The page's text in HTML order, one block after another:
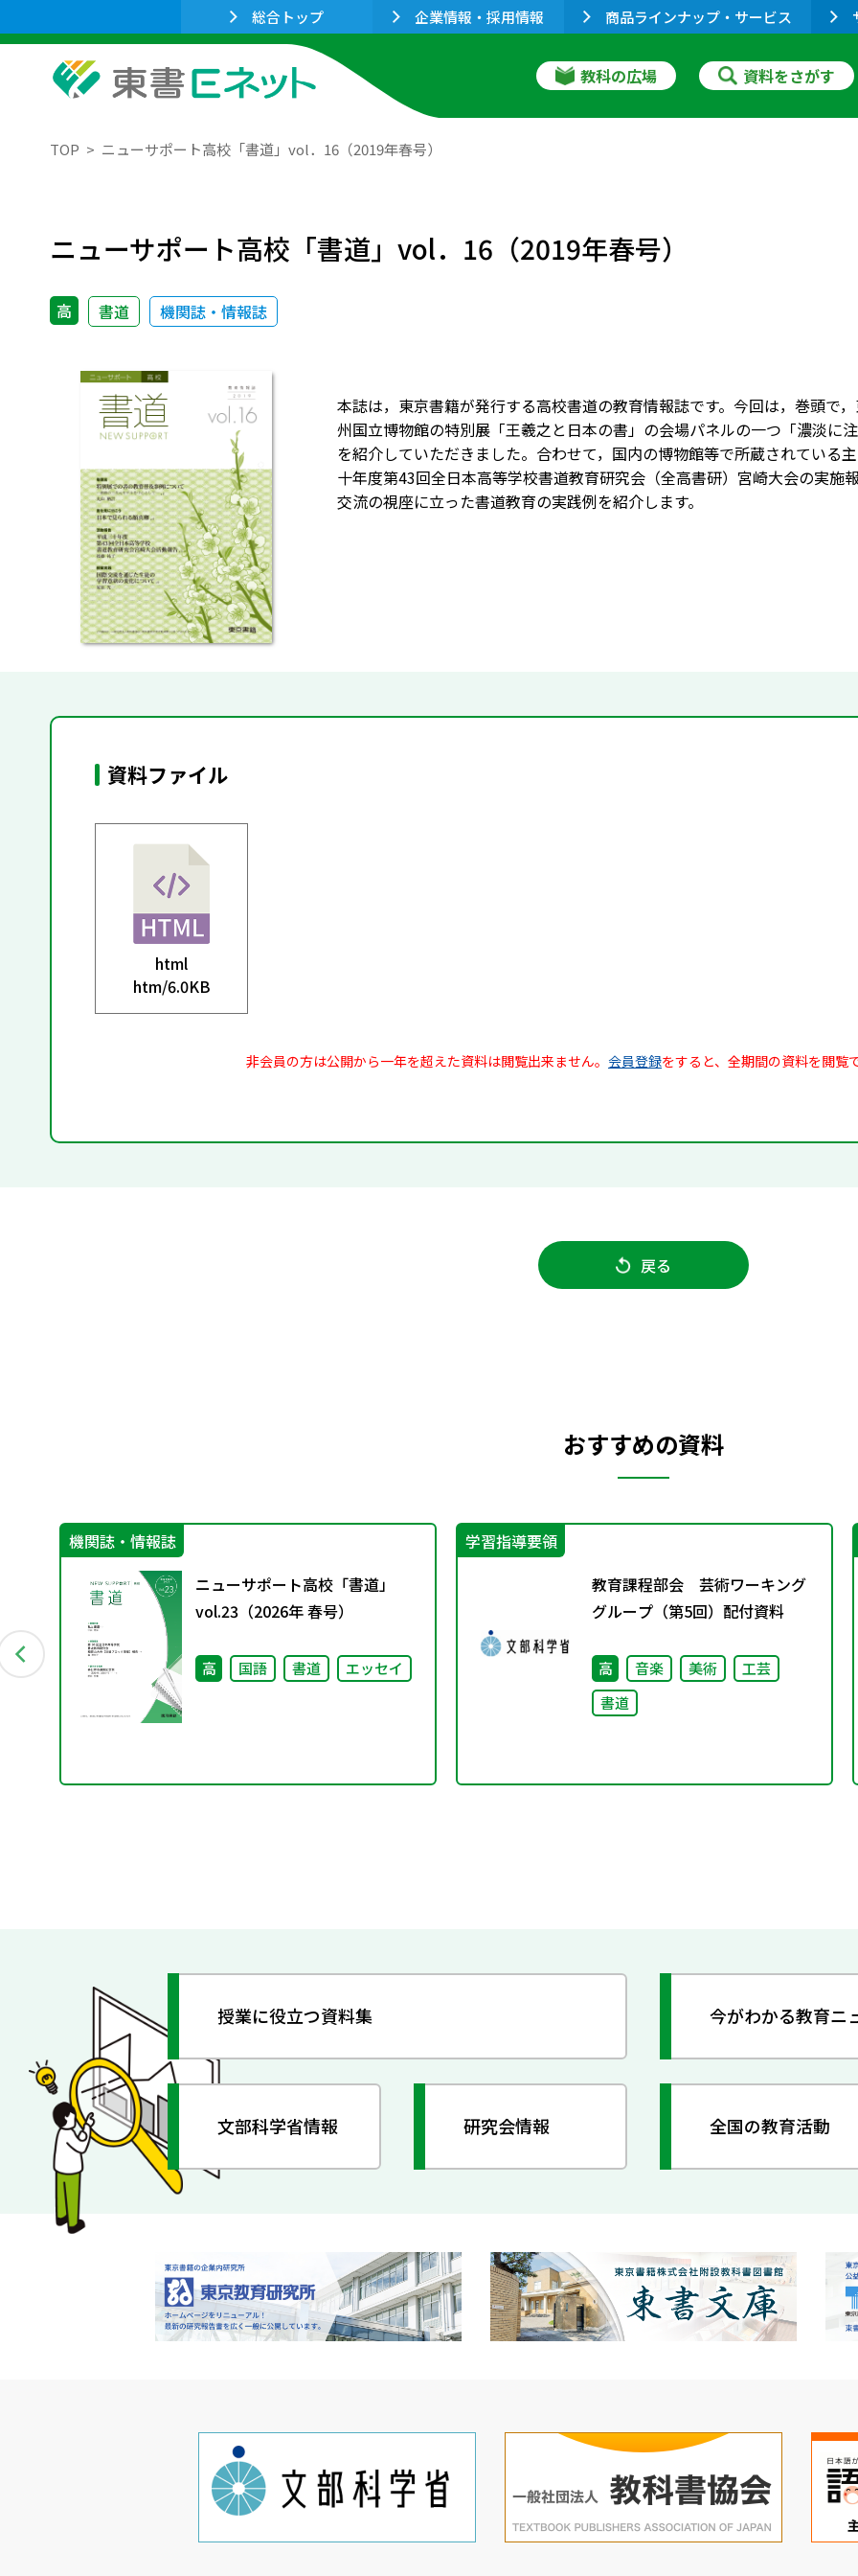
総合トップ 企業情報・採用情報 商品ラインナップ・サービス
教科の広場 資料をさがす
TOP ニューサポート高校「書道」vol．16（2019年春号）
ニューサポート高校「書道」vol．16（2019年春号）
高 書道 機関誌・情報誌
本誌は，東京書籍が発行する高校書道の教育情報誌です。今回は，巻頭で
州国立博物館の特別展「王羲之と日本の書」の会場パネルの一つ「濃淡に
を紹介していただきました。合わせて，国内の博物館等で所蔵されている
十年度第43回全日本高等学校書道教育研究会（全高書研）宮崎大会の実施
交流の視座に立った書道教育の実践例を紹介します。
資料ファイル
html
htm/6.0KB
非会員の方は公開から一年を超えた資料は閲覧出来ません。 会員登録をすると、全期間の資料を閲覧
戻る
おすすめの資料
機関誌・情報誌
ニューサポート高校「書道」
vol.23（2026年 春号）
高 国語 書道 エッセイ
学習指導要領
教育課程部会 芸術ワーキング
グループ（第5回）配付資料
高 音楽 美術
工芸
書道
授業に役立つ資料集 今がわかる教育ニ
文部科学省情報 研究会情報 全国の教育活動